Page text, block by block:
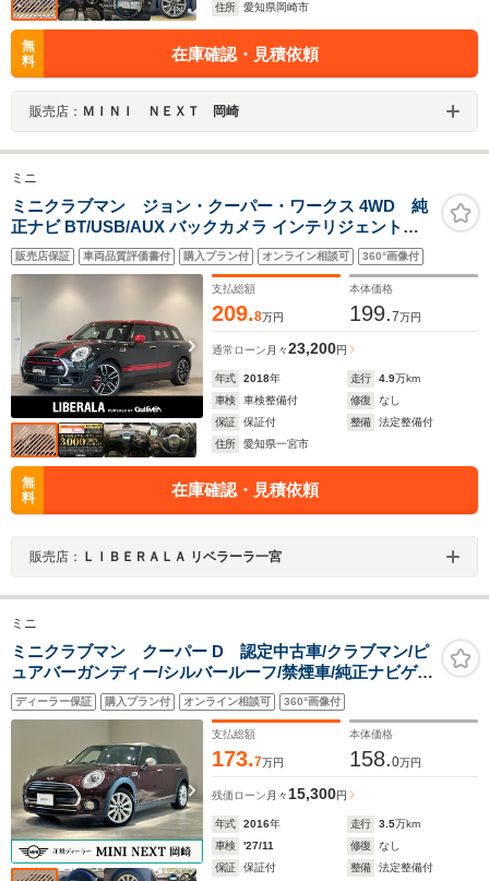
住所
愛知県岡崎市
無
料
在庫確認・見積依頼
販売店： ＭＩＮＩ ＮＥＸＴ 岡崎
ミニ
ミニクラブマン ジョン・クーパー・ワークス 4WD 純
正ナビ BT/USB/AUX バックカメラ インテリジェントセ
ーフティー ACC HUD ハーフレザーシート 前席シートヒ
ーター パドルシフト 純正19インチAW 電動パーキング
LED AUTOヘッドライト コンフォートアクセス
販売店保証 車両品質評価書付 購入プラン付 オンライン相談可 360°画像付
支払総額
209.8万円
本体価格
199.7万円
通常ローン 月々23,200円
年式 2018年 走行 4.9万km
車検
車検整備付 修復
なし
保証
保証付 整備
法定整備付
住所
愛知県一宮市
無
料
在庫確認・見積依頼
販売店： ＬＩＢＥＲＡＬＡ リベラーラ一宮
ミニ
ミニクラブマン クーパー D 認定中古車/クラブマン/ピ
ュアバーガンディー/シルバールーフ/禁煙車/純正ナビゲー
ション/純正バックカメラ/ETC/コンフォートアクセ
ス/LEDヘッドライト/フォグランプ/AUTOライト/AUTOワ
ディーラー保証 購入プラン付 オンライン相談可 360°画像付
支払総額
173.7万円
本体価格
158.0万円
残価ローン 月々 15,300円
年式 2016年 走行 3.5万km
車検
'27/11 修復
なし
保証
保証付 整備
法定整備付